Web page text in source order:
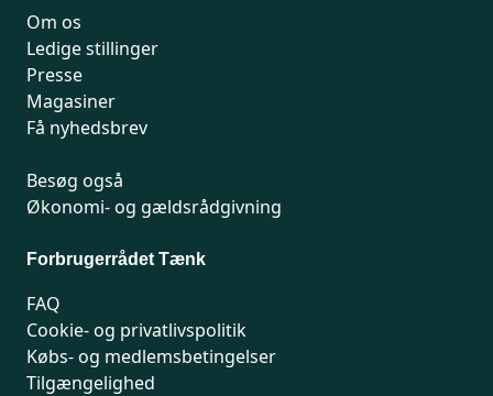
Om os
Ledige stillinger
Presse
Magasiner
Få nyhedsbrev
Besøg også
Økonomi- og gældsrådgivning
Forbrugerrådet Tænk
FAQ
Cookie- og privatlivspolitik
Købs- og medlemsbetingelser
Tilgængelighed